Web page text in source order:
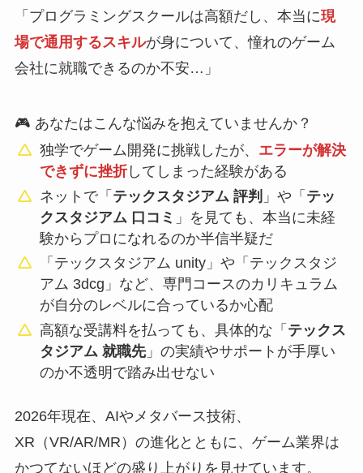
「プログラミングスクールは高額だし、本当に現
場で通用するスキルが身について、憧れのゲーム
会社に就職できるのか不安…」
🎮 あなたはこんな悩みを抱えていませんか？
独学でゲーム開発に挑戦したが、 エラーが解決
できずに挫折 してしまった経験がある
ネットで「 テックスタジアム 評判 」や「 テッ
クスタジアム 口コミ 」を見ても、本当に未経
験からプロになれるのか半信半疑だ
「テックスタジアム unity」や「テックスタジ
アム 3dcg」など、専門コースのカリキュラム
が自分のレベルに合っているか心配
高額な受講料を払っても、具体的な「 テックス
タジアム 就職先」の実績やサポートが手厚い
のか不透明で踏み出せない
2026年現在、AIやメタバース技術、
XR（VR/AR/MR）の進化とともに、ゲーム業界は
かつてないほどの盛り上がりを見せています。